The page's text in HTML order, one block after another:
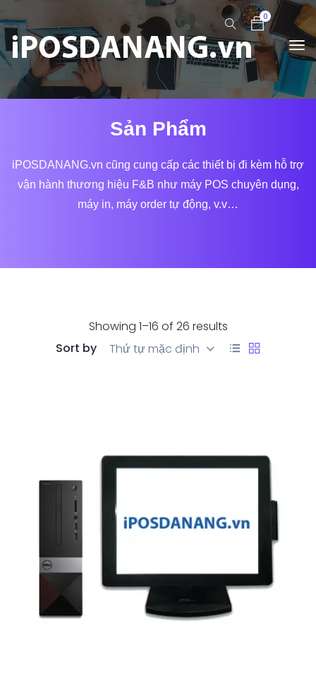
0
Sản Phẩm
iPOSDANANG.vn cũng cung cấp các thiết bị đi kèm hỗ trợ
vận hành thương hiệu F&B như máy POS chuyên dụng,
máy in, máy order tự động, v.v…
Showing 1–16 of 26 results
Sort by
Thứ tự mặc định